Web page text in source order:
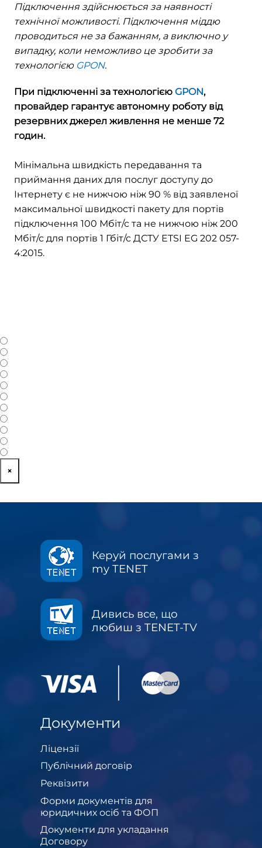
Підключення здійснюється за наявності
технічної можливості. Підключення міддю
проводиться не за бажанням, а виключно у
випадку, коли неможливо це зробити за
технологією GPON.
При підключенні за технологією GPON,
провайдер гарантує автономну роботу від
резервних джерел живлення не менше 72
годин.
Мінімальна швидкість передавання та
приймання даних для послуг доступу до
Інтернету є не нижчою ніж 90 % від заявленої
максимальної швидкості пакету для портів
підключення 100 Мбіт/с та не нижчою ніж 200
Мбіт/с для портів 1 Гбіт/с ДСТУ ETSI EG 202 057-
4:2015.
×
Керуй послугами з
my TENET
Дивись все, що
любиш з TENET-TV
Документи
Ліцензії
Публічний договір
Реквізити
Форми документів для
юридичних осіб та ФОП
Документи для укладання
Договору